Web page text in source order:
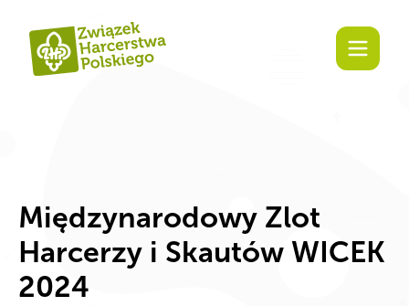
Międzynarodowy Zlot
Harcerzy i Skautów WICEK
2024